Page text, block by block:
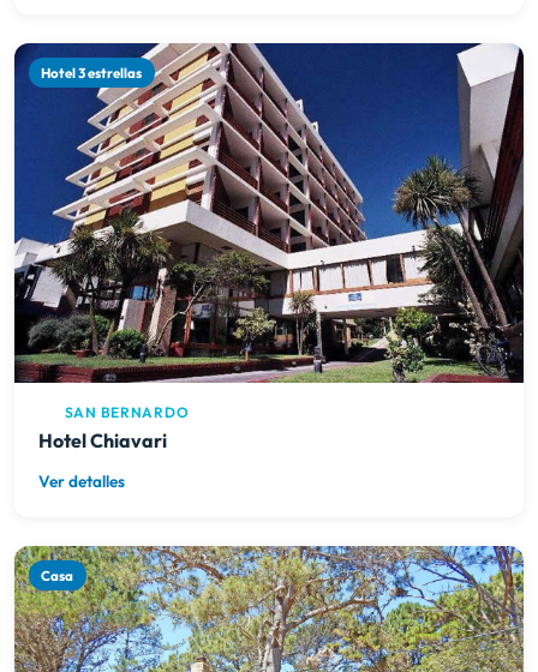
Hotel 3 estrellas
SAN BERNARDO
Hotel Chiavari
Ver detalles
Casa